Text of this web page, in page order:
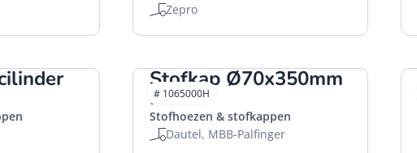
Zepro
Stofkap Ø70x350mm
HACO
Stofhoezen & stofkappen
Dautel, MBB-Palfinger
# 1065000H